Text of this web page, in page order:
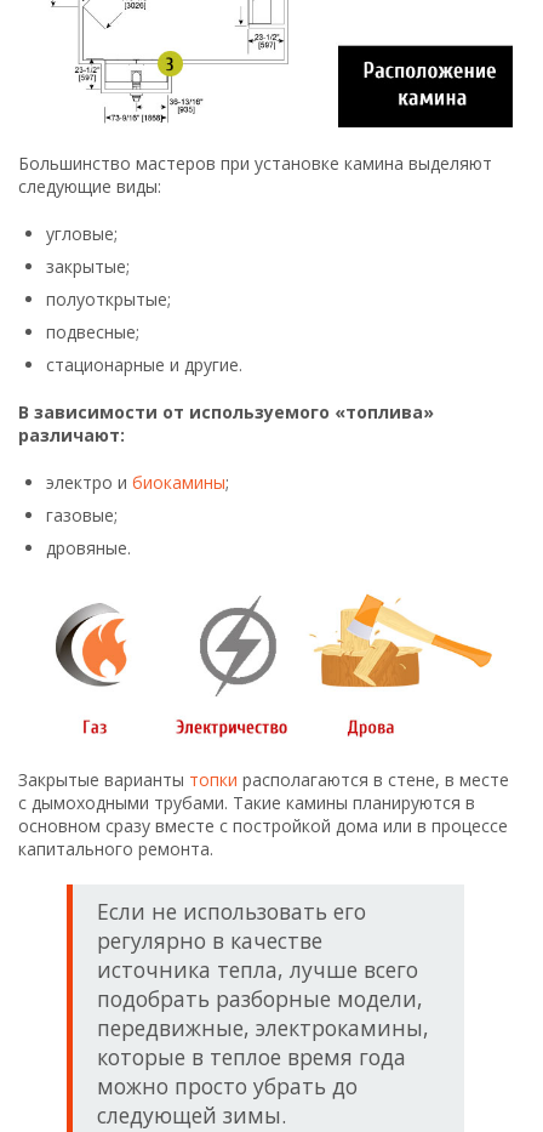
Большинство мастеров при установке камина выделяют
следующие виды:
угловые;
закрытые;
полуоткрытые;
подвесные;
стационарные и другие.
В зависимости от используемого «топлива»
различают:
электро и биокамины;
газовые;
дровяные.
Закрытые варианты топки располагаются в стене, в месте
с дымоходными трубами. Такие камины планируются в
основном сразу вместе с постройкой дома или в процессе
капитального ремонта.
Если не использовать его
регулярно в качестве
источника тепла, лучше всего
подобрать разборные модели,
передвижные, электрокамины,
которые в теплое время года
можно просто убрать до
следующей зимы.